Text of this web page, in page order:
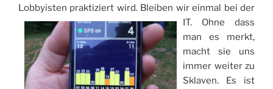
Lobbyisten praktiziert wird. Bleiben wir einmal bei der
IT. Ohne dass
man es merkt,
macht sie uns
immer weiter zu
Sklaven. Es ist